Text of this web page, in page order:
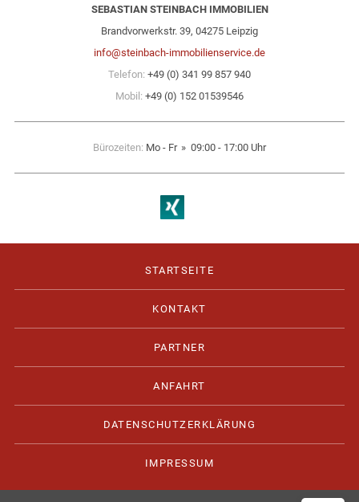
SEBASTIAN STEINBACH IMMOBILIEN
Brandvorwerkstr. 39, 04275 Leipzig
info@steinbach-immobilienservice.de
Telefon: +49 (0) 341 99 857 940
Mobil: +49 (0) 152 01539546
Bürozeiten: Mo - Fr 09:00 - 17:00 Uhr
STARTSEITE
KONTAKT
PARTNER
ANFAHRT
DATENSCHUTZERKLÄRUNG
IMPRESSUM